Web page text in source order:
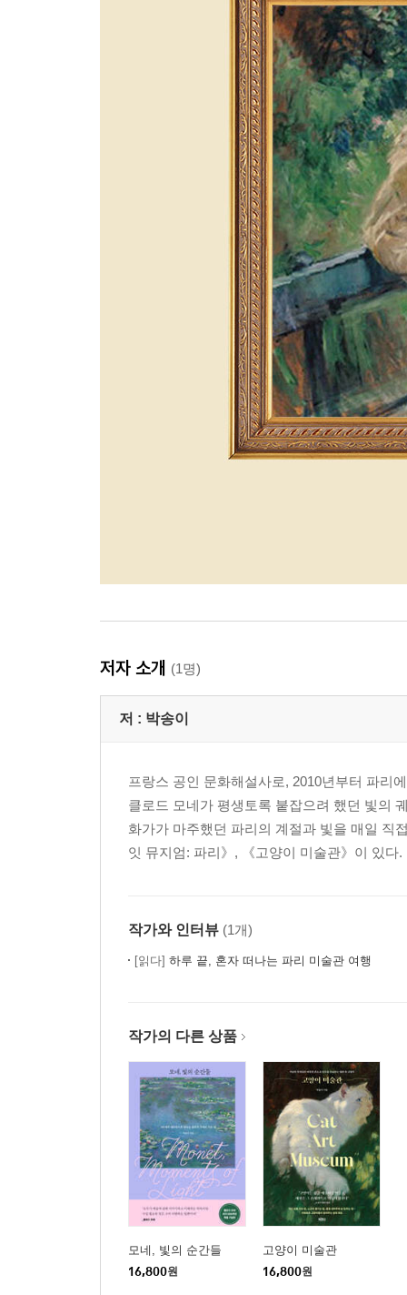
저자 소개 (1명)
저 : 박송이
프랑스 공인 문화해설사로, 2010년부터 파리
클로드 모네가 평생토록 붙잡으려 했던 빛의
화가가 마주했던 파리의 계절과 빛을 매일 직
잇 뮤지엄: 파리》, 《고양이 미술관》이 있다.
작가와 인터뷰 (1개)
[읽다] 하루 끝, 혼자 떠나는 파리 미술관 여행
작가의 다른 상품
모네, 빛의 순간들
16,800원
고양이 미술관
16,800원